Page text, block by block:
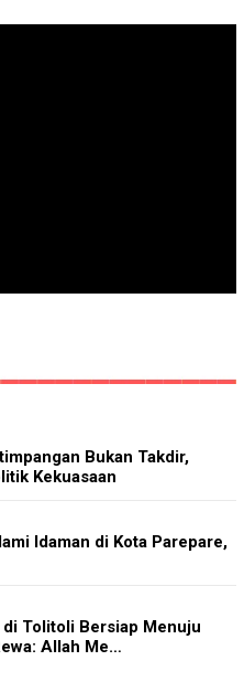
Bukan Takdir,
Kekuasaan
Idaman di Kota Parepare,
Tolitoli Bersiap Menuju
Allah Me…